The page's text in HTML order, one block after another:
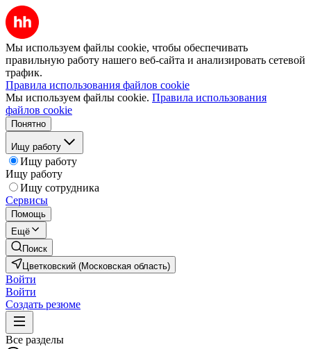
Мы используем файлы cookie, чтобы обеспечивать
правильную работу нашего веб-сайта и анализировать сетевой
трафик.
Правила использования файлов cookie
Мы используем файлы cookie. Правила использования
файлов cookie
Понятно
Ищу работу
Ищу работу
Ищу работу
Ищу сотрудника
Сервисы
Помощь
Ещё
Поиск
Цветковский (Московская область)
Войти
Войти
Создать резюме
Все разделы